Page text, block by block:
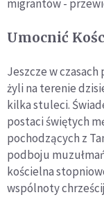
migrantów -
Umocnić
Jeszcze w
żyli na terenie
kilka stuleci.
postaci świętych
pochodzących z
podboju
kościelna
wspólnoty